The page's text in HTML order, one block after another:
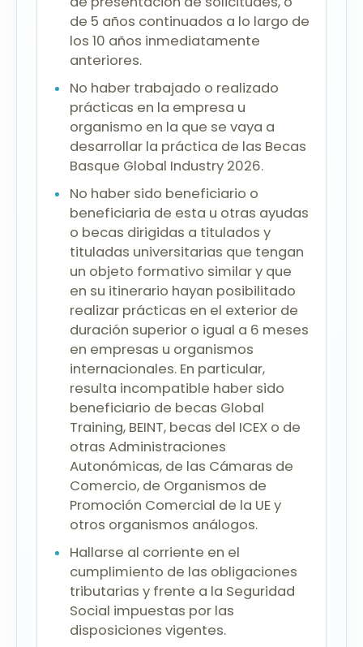
de 5 años continuados a lo largo de
los 10 años inmediatamente
anteriores.
No haber trabajado o realizado
prácticas en la empresa u
organismo en la que se vaya a
desarrollar la práctica de las Becas
Basque Global Industry 2026.
No haber sido beneficiario o
beneficiaria de esta u otras ayudas
o becas dirigidas a titulados y
tituladas universitarias que tengan
un objeto formativo similar y que
en su itinerario hayan posibilitado
realizar prácticas en el exterior de
duración superior o igual a 6 meses
en empresas u organismos
internacionales. En particular,
resulta incompatible haber sido
beneficiario de becas Global
Training, BEINT, becas del ICEX o de
otras Administraciones
Autonómicas, de las Cámaras de
Comercio, de Organismos de
Promoción Comercial de la UE y
otros organismos análogos.
Hallarse al corriente en el
cumplimiento de las obligaciones
tributarias y frente a la Seguridad
Social impuestas por las
disposiciones vigentes.